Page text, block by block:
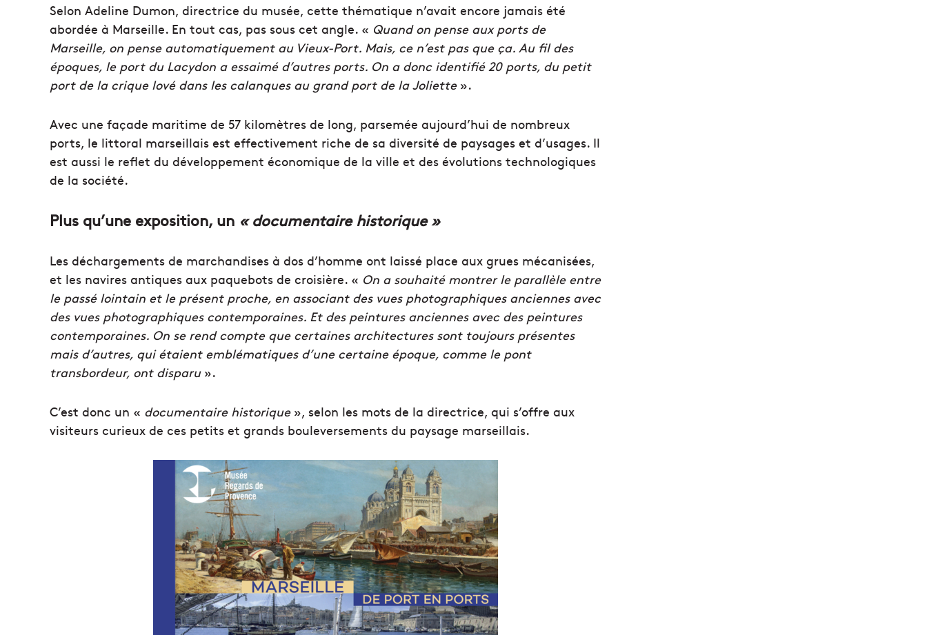
Selon Adeline Dumon, directrice du musée, cette thématique n’avait encore jamais été
abordée à Marseille. En tout cas, pas sous cet angle. « Quand on pense aux ports de
Marseille, on pense automatiquement au Vieux-Port. Mais, ce n’est pas que ça. Au fil des
époques, le port du Lacydon a essaimé d’autres ports. On a donc identifié 20 ports, du petit
port de la crique lové dans les calanques au grand port de la Joliette».
Avec une façade maritime de 57 kilomètres de long, parsemée aujourd’hui de nombreux
ports, le littoral marseillais est effectivement riche de sa diversité de paysages et d’usages. Il
est aussi le reflet du développement économique de la ville et des évolutions technologiques
de la société.
Plus qu’une exposition, un « documentaire historique »
Les déchargements de marchandises à dos d’homme ont laissé place aux grues mécanisées,
et les navires antiques aux paquebots de croisière. « On a souhaité montrer le parallèle entre
le passé lointain et le présent proche, en associant des vues photographiques anciennes avec
des vues photographiques contemporaines. Et des peintures anciennes avec des peintures
contemporaines. On se rend compte que certaines architectures sont toujours présentes
mais d’autres, qui étaient emblématiques d’une certaine époque, comme le pont
transbordeur, ont disparu».
C’est donc un « documentaire historique», selon les mots de la directrice, qui s’offre aux
visiteurs curieux de ces petits et grands bouleversements du paysage marseillais.